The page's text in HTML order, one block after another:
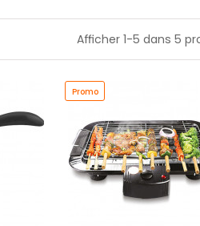
Afficher 1-5 dans 5
Promo